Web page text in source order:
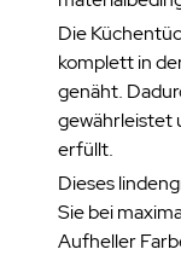
Die
komplett in
genäht.
gewährleistet
erfüllt.
Dieses
Sie bei
Aufheller